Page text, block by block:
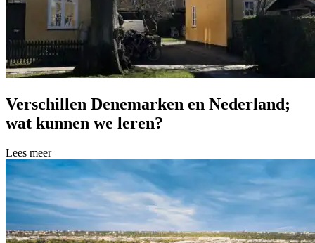
Verschillen Denemarken en Nederland;
wat kunnen we leren?
Lees meer over Verschillen Denemarken en Nederland; wat kunnen
Lees meer